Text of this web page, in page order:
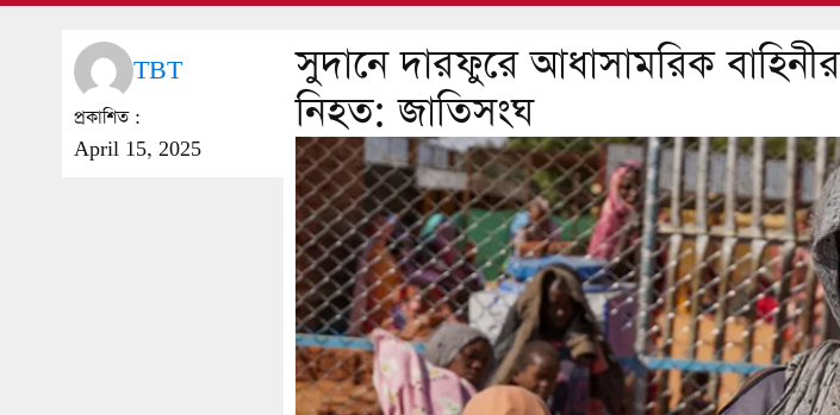
TBT
প্রকাশিত :
April 15, 2025
সুদানে দারফুরে আধাসামরিক
নিহত: জাতিসংঘ